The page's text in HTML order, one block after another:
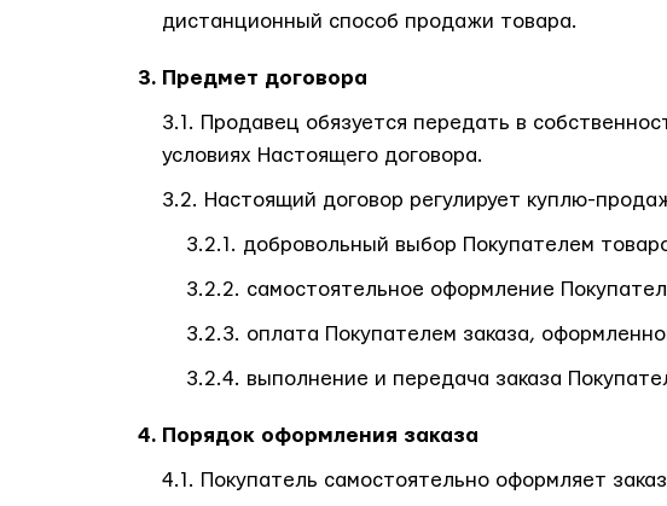
дистанционный способ продажи товара.
Предмет договора
Продавец обязуется передать в
условиях Настоящего договора.
Настоящий договор регулирует куплю-
добровольный выбор Покупателем
самостоятельное оформление
оплата Покупателем заказа,
выполнение и передача заказа
Порядок оформления заказа
Покупатель самостоятельно оформляет